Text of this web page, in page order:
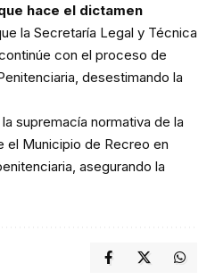
hace el dictamen
la Secretaría Legal y Técnica
con el proceso de
desestimando la
normativa de la
el Municipio de Recreo en
asegurando la